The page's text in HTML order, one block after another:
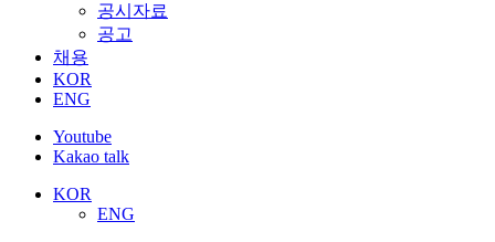
공시자료
공고
채용
KOR
ENG
Youtube
Kakao talk
KOR
ENG